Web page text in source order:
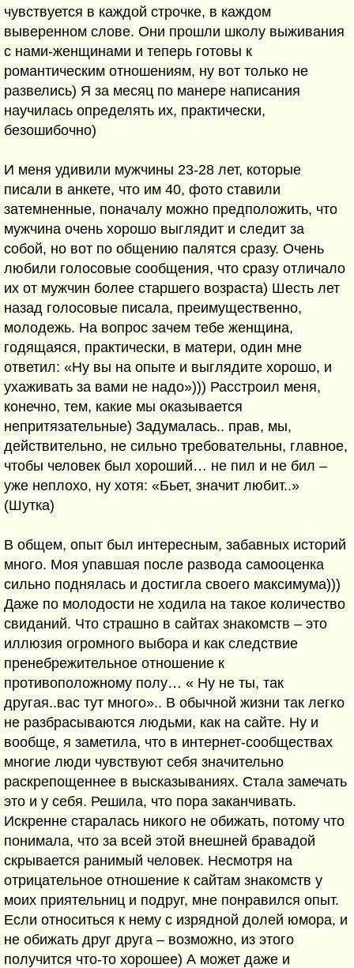
чувствуется в каждой строчке, в каждом
выверенном слове. Они прошли школу выживания
с нами-женщинами и теперь готовы к
романтическим отношениям, ну вот только не
развелись) Я за месяц по манере написания
научилась определять их, практически,
безошибочно)
И меня удивили мужчины 23-28 лет, которые
писали в анкете, что им 40, фото ставили
затемненные, поначалу можно предположить, что
мужчина очень хорошо выглядит и следит за
собой, но вот по общению палятся сразу. Очень
любили голосовые сообщения, что сразу отличало
их от мужчин более старшего возраста) Шесть лет
назад голосовые писала, преимущественно,
молодежь. На вопрос зачем тебе женщина,
годящаяся, практически, в матери, один мне
ответил: «Ну вы на опыте и выглядите хорошо, и
ухаживать за вами не надо»))) Расстроил меня,
конечно, тем, какие мы оказывается
непритязательные) Задумалась.. прав, мы,
действительно, не сильно требовательны, главное,
чтобы человек был хороший… не пил и не бил –
уже неплохо, ну хотя: «Бьет, значит любит..»
(Шутка)
В общем, опыт был интересным, забавных историй
много. Моя упавшая после развода самооценка
сильно поднялась и достигла своего максимума)))
Даже по молодости не ходила на такое количество
свиданий. Что страшно в сайтах знакомств – это
иллюзия огромного выбора и как следствие
пренебрежительное отношение к
противоположному полу… « Ну не ты, так
другая..вас тут много».. В обычной жизни так легко
не разбрасываются людьми, как на сайте. Ну и
вообще, я заметила, что в интернет-сообществах
многие люди чувствуют себя значительно
раскрепощеннее в высказываниях. Стала замечать
это и у себя. Решила, что пора заканчивать.
Искренне старалась никого не обижать, потому что
понимала, что за всей этой внешней бравадой
скрывается ранимый человек. Несмотря на
отрицательное отношение к сайтам знакомств у
моих приятельниц и подруг, мне понравился опыт.
Если относиться к нему с изрядной долей юмора, и
не обижать друг друга – возможно, из этого
получится что-то хорошее) А может даже и